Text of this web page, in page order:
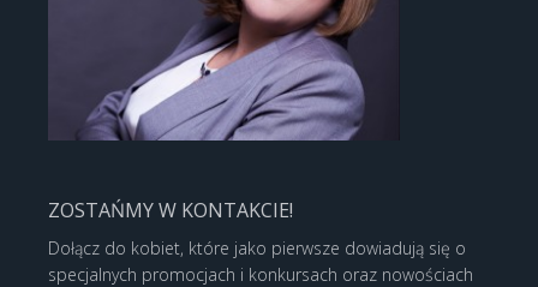
ZOSTAŃMY W KONTAKCIE!
Dołącz do kobiet, które jako pierwsze dowiadują się o
specjalnych promocjach i konkursach oraz nowościach